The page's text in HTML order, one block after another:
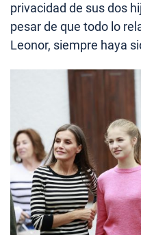
privacidad de sus dos
pesar de que todo lo
Leonor, siempre haya